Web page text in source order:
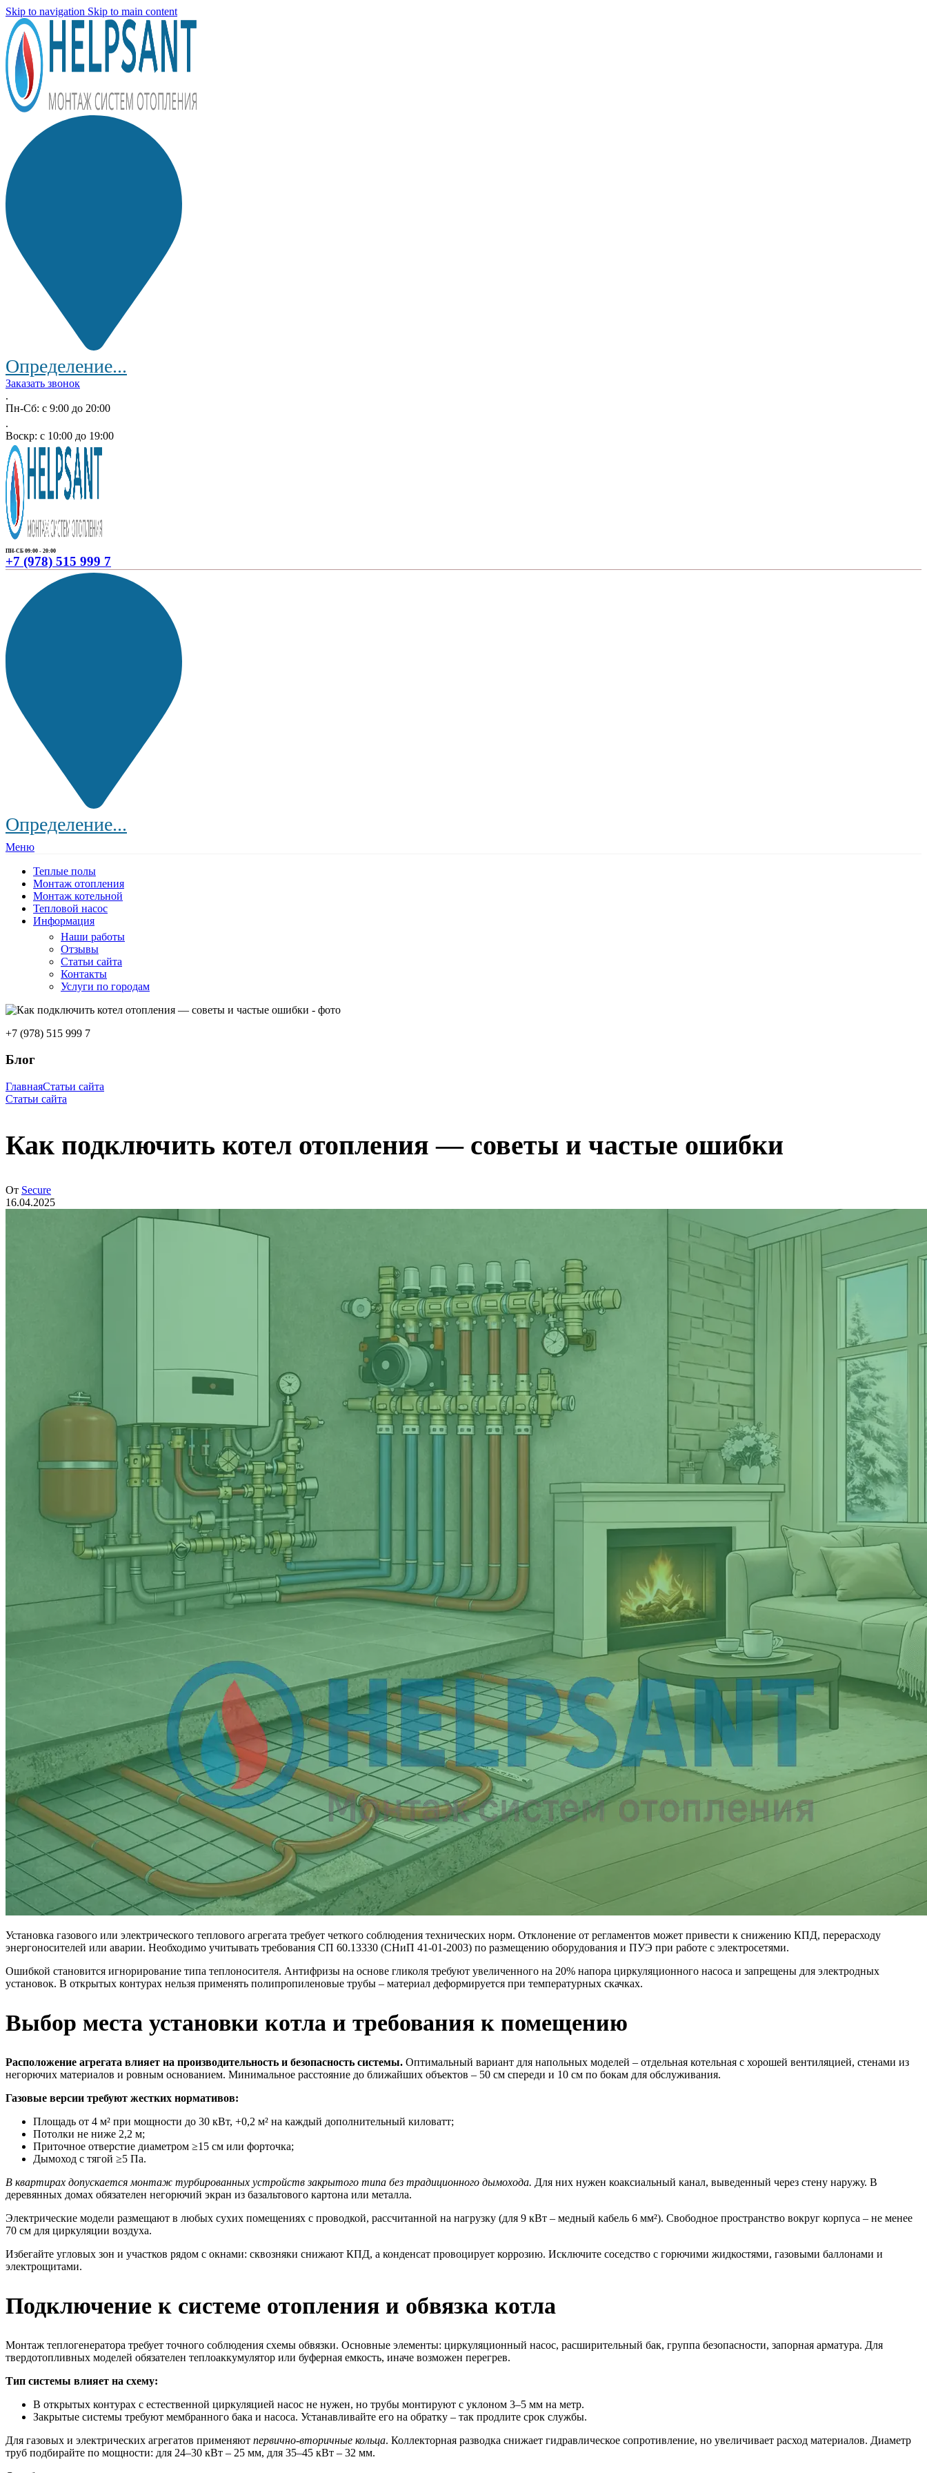
Skip to navigation Skip to main content
Определение...
Заказать звонок
.
Пн-Сб: с 9:00 до 20:00
.
Воскр: с 10:00 до 19:00
ПН-СБ 09:00 - 20:00
+7 (978) 515 999 7
Определение...
Меню
Теплые полы
Монтаж отопления
Монтаж котельной
Тепловой насос
Информация
Наши работы
Отзывы
Статьи сайта
Контакты
Услуги по городам
+7 (978) 515 999 7
Блог
ГлавнаяСтатьи сайта
Статьи сайта
Как подключить котел отопления — советы и частые ошибки
От Secure
16.04.2025
Установка газового или электрического теплового агрегата требует четкого соблюдения технических норм. Отклонение от регламентов может привести к снижению КПД, перерасходу
энергоносителей или аварии. Необходимо учитывать требования СП 60.13330 (СНиП 41-01-2003) по размещению оборудования и ПУЭ при работе с электросетями.
Ошибкой становится игнорирование типа теплоносителя. Антифризы на основе гликоля требуют увеличенного на 20% напора циркуляционного насоса и запрещены для электродных
установок. В открытых контурах нельзя применять полипропиленовые трубы – материал деформируется при температурных скачках.
Выбор места установки котла и требования к помещению
Расположение агрегата влияет на производительность и безопасность системы. Оптимальный вариант для напольных моделей – отдельная котельная с хорошей вентиляцией, стенами из
негорючих материалов и ровным основанием. Минимальное расстояние до ближайших объектов – 50 см спереди и 10 см по бокам для обслуживания.
Газовые версии требуют жестких нормативов:
Площадь от 4 м² при мощности до 30 кВт, +0,2 м² на каждый дополнительный киловатт;
Потолки не ниже 2,2 м;
Приточное отверстие диаметром ≥15 см или форточка;
Дымоход с тягой ≥5 Па.
В квартирах допускается монтаж турбированных устройств закрытого типа без традиционного дымохода. Для них нужен коаксиальный канал, выведенный через стену наружу. В
деревянных домах обязателен негорючий экран из базальтового картона или металла.
Электрические модели размещают в любых сухих помещениях с проводкой, рассчитанной на нагрузку (для 9 кВт – медный кабель 6 мм²). Свободное пространство вокруг корпуса – не менее
70 см для циркуляции воздуха.
Избегайте угловых зон и участков рядом с окнами: сквозняки снижают КПД, а конденсат провоцирует коррозию. Исключите соседство с горючими жидкостями, газовыми баллонами и
электрощитами.
Подключение к системе отопления и обвязка котла
Монтаж теплогенератора требует точного соблюдения схемы обвязки. Основные элементы: циркуляционный насос, расширительный бак, группа безопасности, запорная арматура. Для
твердотопливных моделей обязателен теплоаккумулятор или буферная емкость, иначе возможен перегрев.
Тип системы влияет на схему:
В открытых контурах с естественной циркуляцией насос не нужен, но трубы монтируют с уклоном 3–5 мм на метр.
Закрытые системы требуют мембранного бака и насоса. Устанавливайте его на обратку – так продлите срок службы.
Для газовых и электрических агрегатов применяют первично-вторичные кольца. Коллекторная разводка снижает гидравлическое сопротивление, но увеличивает расход материалов. Диаметр
труб подбирайте по мощности: для 24–30 кВт – 25 мм, для 35–45 кВт – 32 мм.